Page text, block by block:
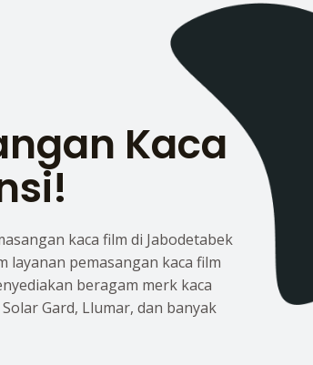
Kaca
kaca film di Jabodetabek
layanan pemasangan kaca film
beragam merk kaca
Gard, Llumar, dan banyak